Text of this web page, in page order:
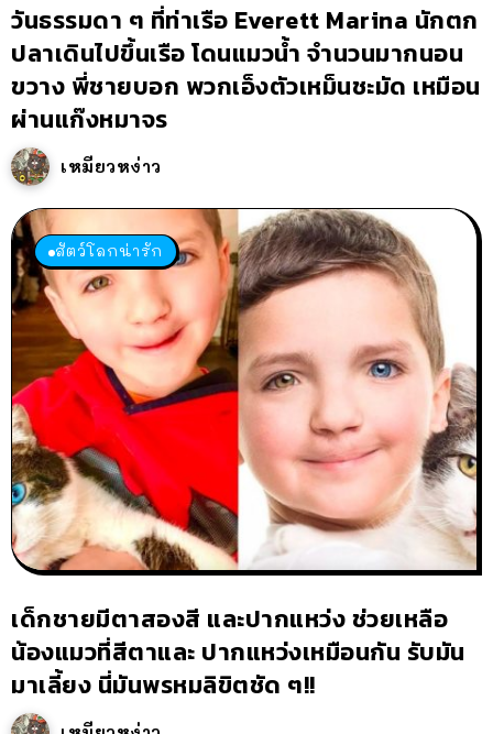
วันธรรมดา ๆ ที่ท่าเรือ Everett Marina นักตก
ปลาเดินไปขึ้นเรือ โดนแมวน้ำ จำนวนมากนอน
ขวาง พี่ชายบอก พวกเอ็งตัวเหม็นชะมัด เหมือน
ผ่านแก๊งหมาจร
เหมียวหง่าว
สัตว์โลกน่ารัก
เด็กชายมีตาสองสี และปากแหว่ง ช่วยเหลือ
น้องแมวที่สีตาและ ปากแหว่งเหมือนกัน รับมัน
มาเลี้ยง นี่มันพรหมลิขิตชัด ๆ!!